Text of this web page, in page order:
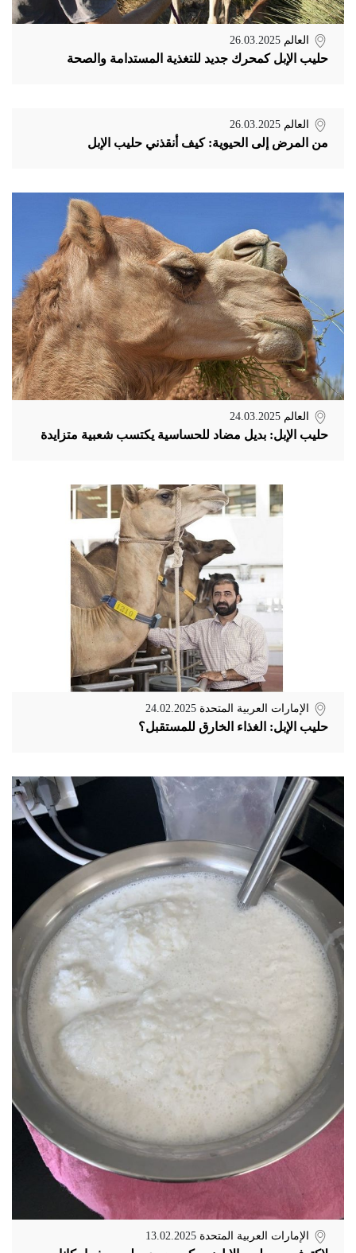
العالم 26.03.2025
حليب الإبل كمحرك جديد للتغذية المستدامة والصحة
العالم 26.03.2025
من المرض إلى الحيوية: كيف أنقذني حليب الإبل
العالم 24.03.2025
حليب الإبل: بديل مضاد للحساسية يكتسب شعبية متزايدة
الإمارات العربية المتحدة 24.02.2025
حليب الإبل: الغذاء الخارق للمستقبل؟
الإمارات العربية المتحدة 13.02.2025